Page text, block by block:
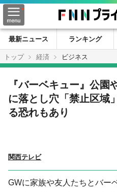
最新ニュース ランキング
トップ
経済 ビジネス
『バーベキュー』公園
に落とし穴「禁止区域
る恐れもあり
関西テレビ
GWに家族や友人たちとバー